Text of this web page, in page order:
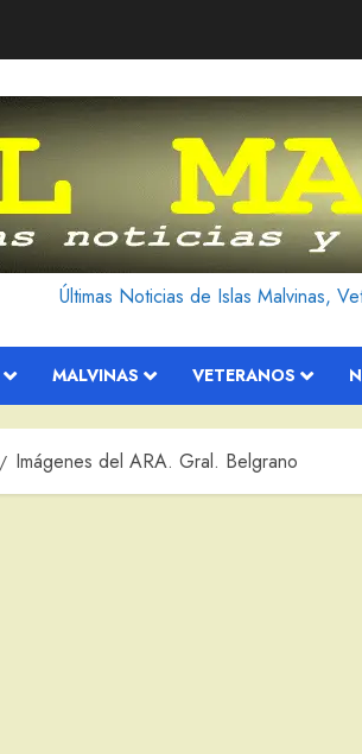
Últimas Noticias de Islas Malvinas,
MALVINAS VETERANOS
Imágenes del ARA. Gral. Belgrano